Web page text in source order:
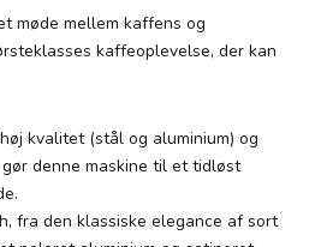
møde mellem kaffens og
kaffeoplevelse, der kan
kvalitet (stål og aluminium) og
denne maskine til et tidløst
fra den klassiske elegance af sort